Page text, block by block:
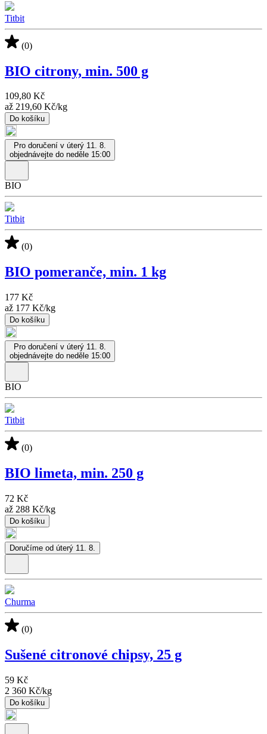
Titbit
(0)
BIO citrony, min. 500 g
109,80 Kč
až 219,60 Kč/kg
Do košíku
Pro doručení v úterý 11. 8.
objednávejte do neděle 15:00
BIO
Titbit
(0)
BIO pomeranče, min. 1 kg
177 Kč
až 177 Kč/kg
Do košíku
Pro doručení v úterý 11. 8.
objednávejte do neděle 15:00
BIO
Titbit
(0)
BIO limeta, min. 250 g
72 Kč
až 288 Kč/kg
Do košíku
Doručíme od úterý 11. 8.
Churma
(0)
Sušené citronové chipsy, 25 g
59 Kč
2 360 Kč/kg
Do košíku